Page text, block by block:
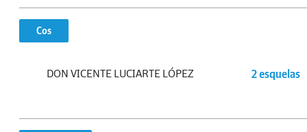
Cos
DON VICENTE LUCIARTE LÓPEZ 2 esquelas